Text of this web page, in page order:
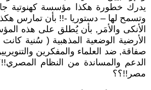
يدرك خطورة هكذا مؤسسة كهنوتية
وتسمح لها – دستوريا -!! بأن تمارس
الأنكى والأمَر, بأن يُطلق على هذه
الأرضية الوضعية المذهبية ( سُنية
صفاقة, ضد العلماء والمفكرين
الدعم والمساندة من النظام
مصر!!؟؟